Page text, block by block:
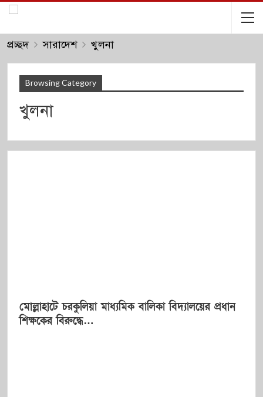
প্রচ্ছদ সারাদেশ খুলনা
Browsing Category
খুলনা
মোল্লাহাটে চরকুলিয়া মাধ্যমিক বালিকা বিদ্যালয়ের প্রধান
শিক্ষকের বিরুদ্ধে…